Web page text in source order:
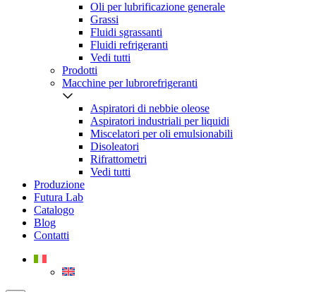
Oli per lubrificazione generale
Grassi
Fluidi sgrassanti
Fluidi refrigeranti
Vedi tutti
Prodotti
Macchine per lubrorefrigeranti
Aspiratori di nebbie oleose
Aspiratori industriali per liquidi
Miscelatori per oli emulsionabili
Disoleatori
Rifrattometri
Vedi tutti
Produzione
Futura Lab
Catalogo
Blog
Contatti